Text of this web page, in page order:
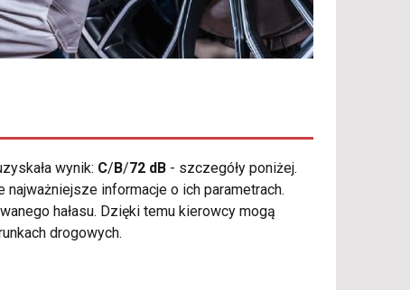
wynik: C/ B/72 dB - szczegóły poniżej.
informacje o ich parametrach.
hałasu. Dzięki temu kierowcy mogą
drogowych.